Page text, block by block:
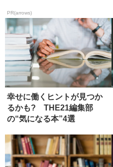
PR(arrows)
幸せに働くヒントが見つか
るかも? THE21編集部
の“気になる本”4選